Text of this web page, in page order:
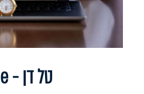
טל דן - issue